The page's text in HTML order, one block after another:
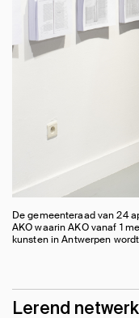
De gemeenteraad van 24
AKO waarin AKO vanaf 1
kunsten in Antwerpen
Lerend